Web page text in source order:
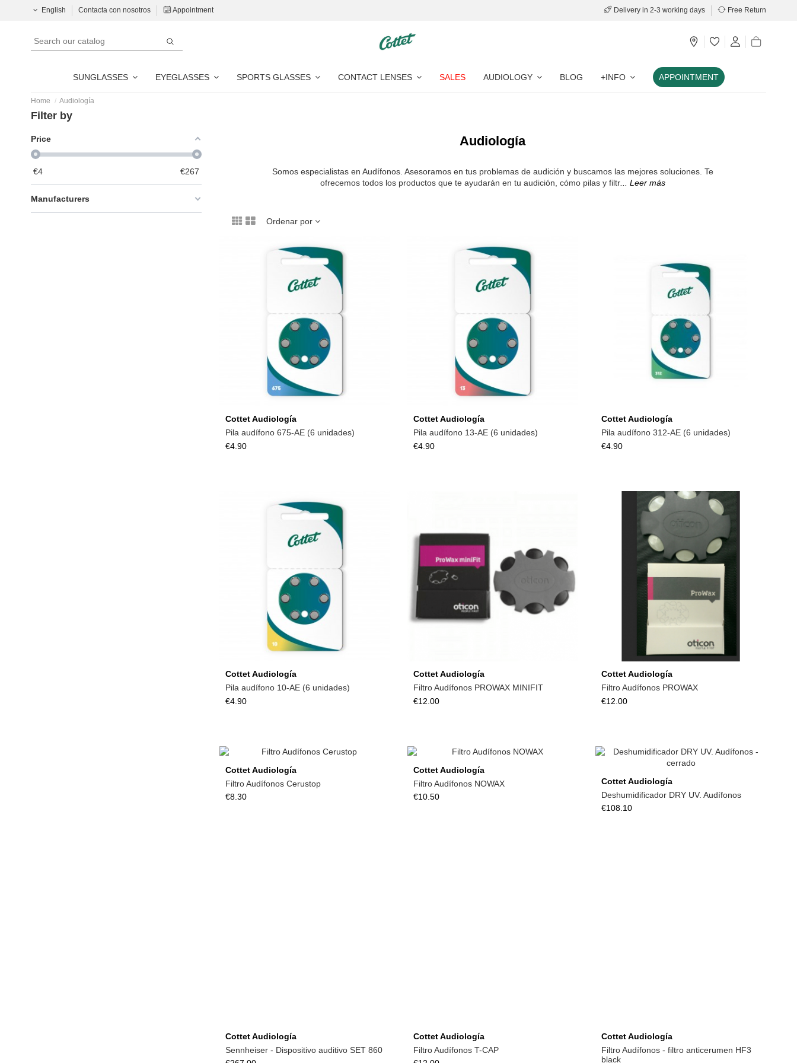
English Contacta con nosotros Appointment Delivery in 2-3 working days Free Return
SUNGLASSES EYEGLASSES SPORTS GLASSES CONTACT LENSES SALES AUDIOLOGY BLOG +INFO APPOINTMENT
Home Audiología
Audiología
Somos especialistas en Audífonos. Asesoramos en tus problemas de audición y buscamos las mejores soluciones. Te
ofrecemos todos los productos que te ayudarán en tu audición, cómo pilas y filtr... Leer más
Ordenar por
Cottet Audiología
Pila audífono 675-AE (6 unidades)
€4.90
Cottet Audiología
Pila audífono 13-AE (6 unidades)
€4.90
Cottet Audiología
Pila audífono 312-AE (6 unidades)
€4.90
Cottet Audiología
Pila audífono 10-AE (6 unidades)
€4.90
Cottet Audiología
Filtro Audífonos PROWAX MINIFIT
€12.00
Add to cart
Cottet Audiología
Filtro Audífonos PROWAX
€12.00
Add to cart
Cottet Audiología
Filtro Audífonos Cerustop
€8.30
Add to cart
Cottet Audiología
Filtro Audífonos NOWAX
€10.50
Add to cart
Cottet Audiología
Deshumidificador DRY UV. Audífonos
€108.10
Cottet Audiología
Sennheiser - Dispositivo auditivo SET 860
Cottet Audiología
Filtro Audífonos T-CAP
Cottet Audiología
Filtro Audífonos - filtro anticerumen HF3
black
Filter by
Price
€4 €267
Manufacturers